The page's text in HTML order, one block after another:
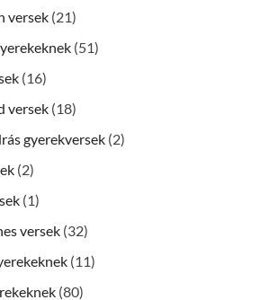
versek (21)
(51)
(16)
versek (18)
gyerekversek (2)
(2)
(1)
versek (32)
(11)
(80)